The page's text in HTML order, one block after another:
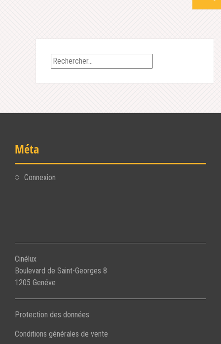
Rechercher :
Méta
Connexion
Cinélux
Boulevard de Saint-Georges 8
1205 Genéve
Protection des données
Conditions générales de vente